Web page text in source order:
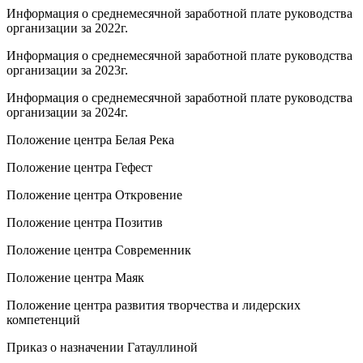
Информация о среднемесячной заработной плате руководства
организации за 2022г.
Информация о среднемесячной заработной плате руководства
организации за 2023г.
Информация о среднемесячной заработной плате руководства
организации за 2024г.
Положение центра Белая Река
Положение центра Гефест
Положение центра Откровение
Положение центра Позитив
Положение центра Современник
Положение центра Маяк
Положение центра развития творчества и лидерских
компетенций
Приказ о назначении Гатауллиной